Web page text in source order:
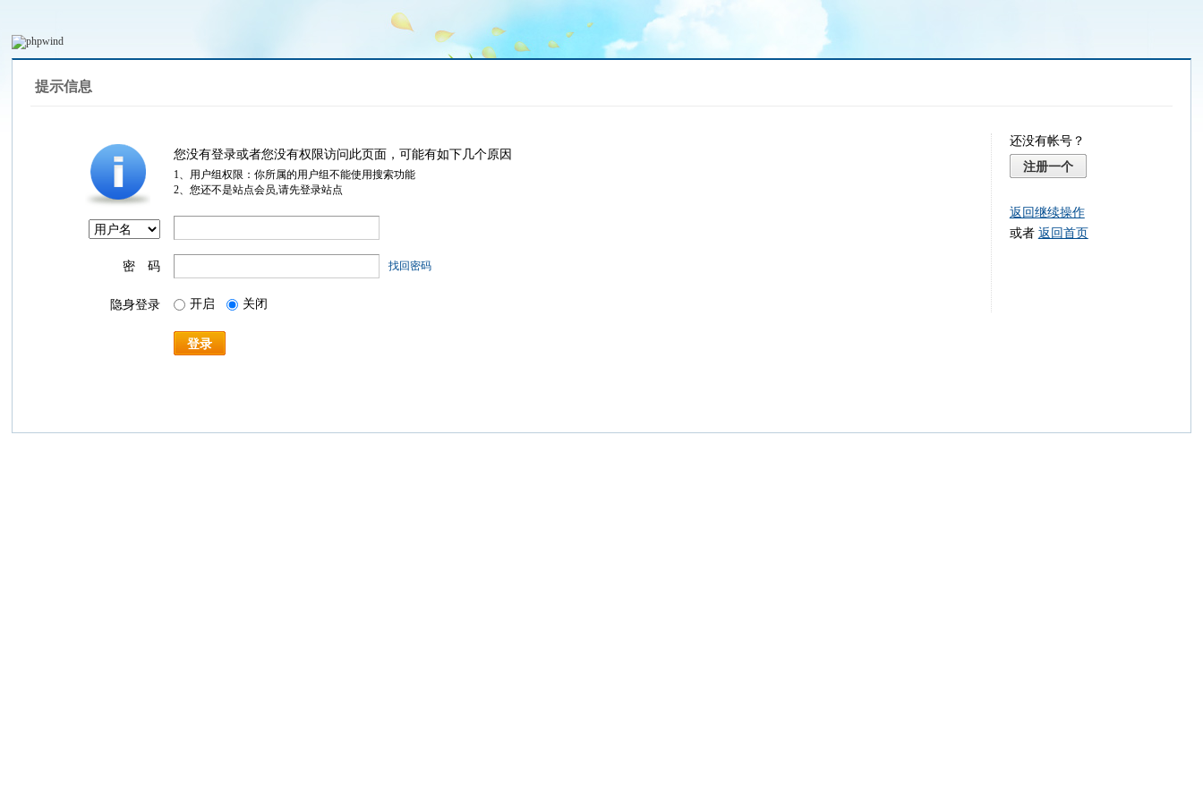
提示信息
您没有登录或者您没有权限访问此页面，可能有如下几个原因
1、用户组权限：你所属的用户组不能使用搜索功能
2、您还不是站点会员,请先登录站点
密 码 找回密码
隐身登录 开启 关闭
登录
还没有帐号？
注册一个
返回继续操作
或者 返回首页